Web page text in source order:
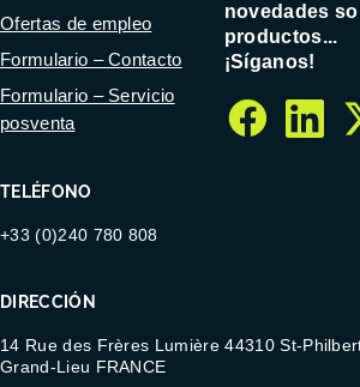
TELÉFONO
+33 (0)240 780 808
DIRECCIÓN
14 Rue des Frères Lumière 44310 St-
Grand-Lieu FRANCE
Ofertas de empleo
Formulario – Contacto
Formulario – Servicio
posventa
novedades
productos...
¡Síganos!